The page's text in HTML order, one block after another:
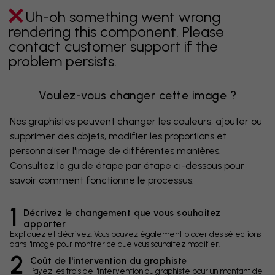
Uh-oh something went wrong
rendering this component. Please
contact customer support if the
problem persists.
Voulez-vous changer cette image ?
Nos graphistes peuvent changer les couleurs, ajouter ou
supprimer des objets, modifier les proportions et
personnaliser l'image de différentes manières.
Consultez le guide étape par étape ci-dessous pour
savoir comment fonctionne le processus.
1
Décrivez le changement que vous souhaitez
apporter
Expliquez et décrivez. Vous pouvez également placer des sélections
dans l'image pour montrer ce que vous souhaitez modifier.
2 Coût de l'intervention du graphiste
Payez les frais de l'intervention du graphiste pour un montant de